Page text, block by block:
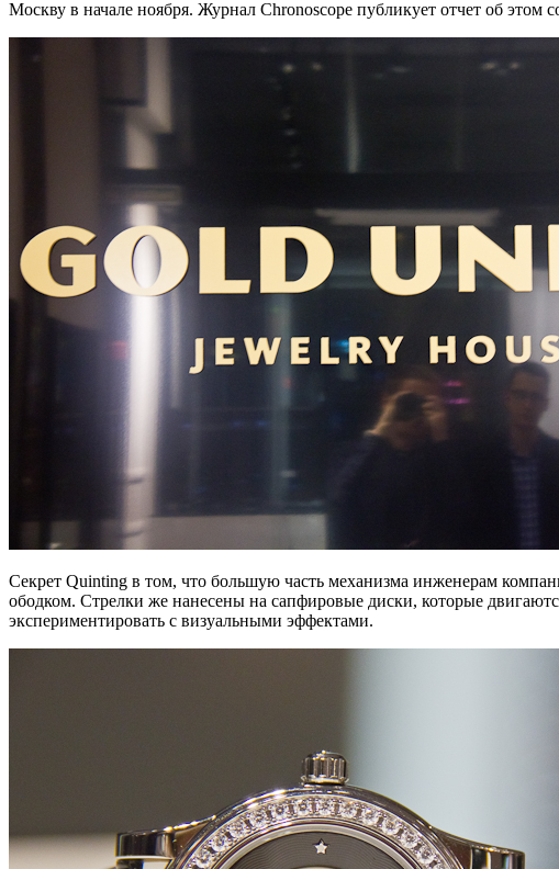
Москву в начале ноября. Журнал Chronoscope публикует отчет об этом
Секрет Quinting в том, что большую часть механизма инженерам
ободком. Стрелки же нанесены на сапфировые диски, которые
экспериментировать с визуальными эффектами.